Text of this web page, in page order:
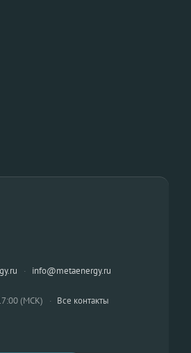
· info@metaenergy.ru
(МСК) · Все контакты